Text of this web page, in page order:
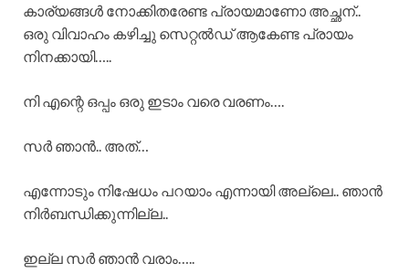
കാര്യങ്ങൾ നോക്കിതരേണ്ട പ്രായമാണോ അച്ഛന്..
ഒരു വിവാഹം കഴിച്ചു സെറ്റൽഡ് ആകേണ്ട പ്രായം
നിനക്കായി…..
നി എന്റെ ഒപ്പം ഒരു ഇടാം വരെ വരണം….
സർ ഞാൻ.. അത്…
എന്നോടും നിഷേധം പറയാം എന്നായി അല്ലെ.. ഞാൻ
നിർബന്ധിക്കുന്നില്ല..
ഇല്ല സർ ഞാൻ വരാം…..